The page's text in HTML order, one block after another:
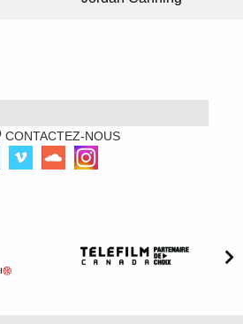
CONTACTEZ-NOUS